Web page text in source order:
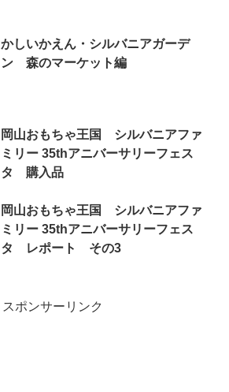
かしいかえん・シルバニアガーデ
ン 森のマーケット編
岡山おもちゃ王国 シルバニアファ
ミリー 35thアニバーサリーフェス
タ 購入品
岡山おもちゃ王国 シルバニアファ
ミリー 35thアニバーサリーフェス
タ レポート その3
スポンサーリンク